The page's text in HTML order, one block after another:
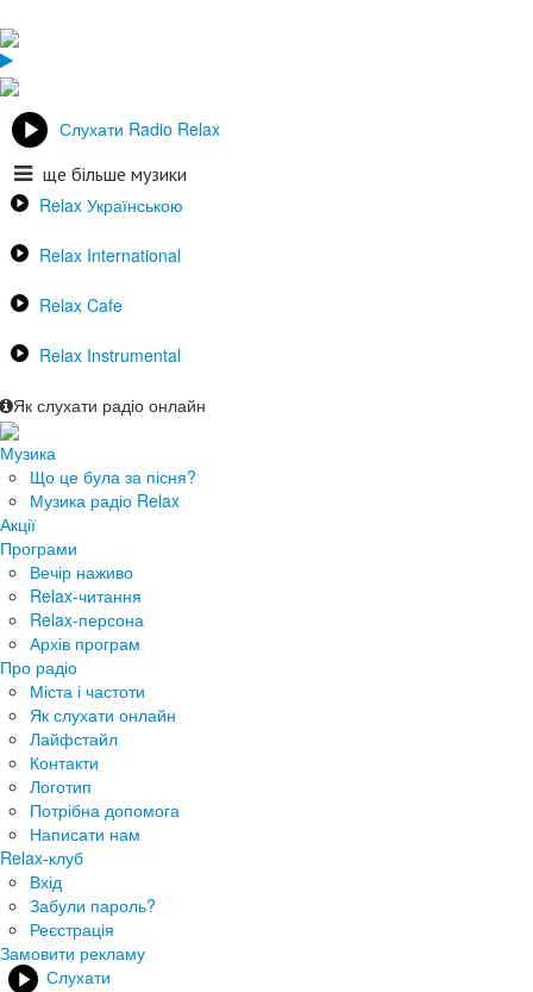
Слухати Radio Relax
ще більше музики
Relax Українською
Relax International
Relax Cafe
Relax Instrumental
Як слухати радіо онлайн
Музика
Що це була за пісня?
Музика радіо Relax
Акції
Програми
Вечір наживо
Relax-читання
Relax-персона
Архів програм
Про радіо
Міста і частоти
Як слухати онлайн
Лайфстайл
Контакти
Логотип
Потрібна допомога
Написати нам
Relax-клуб
Вхід
Забули пароль?
Реєстрація
Замовити рекламу
Слухати